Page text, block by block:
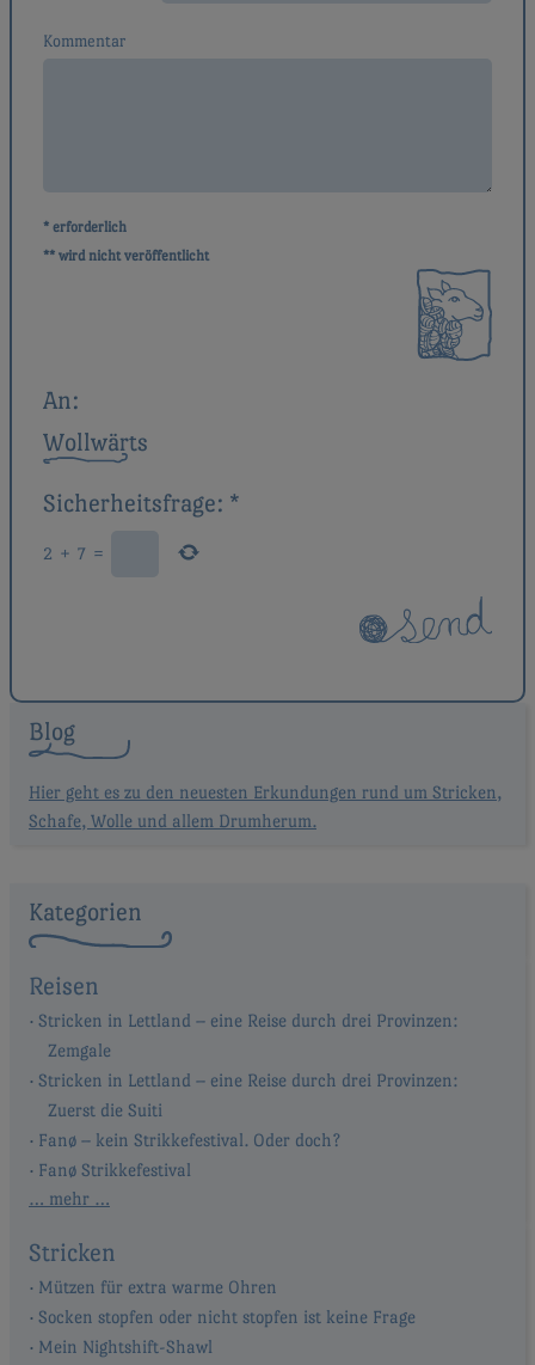
Kommentar
* erforderlich
** wird nicht veröffentlicht
An:
Wollwärts
Sicherheitsfrage: *
2 + 7 =
Blog
Hier geht es zu den neuesten Erkundungen rund um Stricken,
Schafe, Wolle und allem Drumherum.
Kategorien
Reisen
Stricken in Lettland – eine Reise durch drei Provinzen:
Zemgale
Stricken in Lettland – eine Reise durch drei Provinzen:
Zuerst die Suiti
Fanø – kein Strikkefestival. Oder doch?
Fanø Strikkefestival
… mehr …
Stricken
Mützen für extra warme Ohren
Socken stopfen oder nicht stopfen ist keine Frage
Mein Nightshift-Shawl